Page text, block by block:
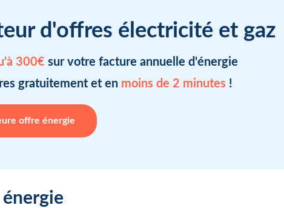
d'offres électricité et gaz
300€ sur votre facture annuelle d'énergie
gratuitement et en moins de 2 minutes !
offre énergie
énergie